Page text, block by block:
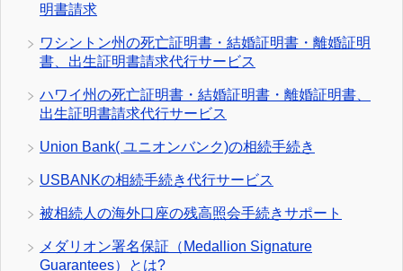
明書請求
ワシントン州の死亡証明書・結婚証明書・離婚証明
書、出生証明書請求代行サービス
ハワイ州の死亡証明書・結婚証明書・離婚証明書、
出生証明書請求代行サービス
Union Bank( ユニオンバンク)の相続手続き
USBANKの相続手続き代行サービス
被相続人の海外口座の残高照会手続きサポート
メダリオン署名保証（Medallion Signature
Guarantees）とは?